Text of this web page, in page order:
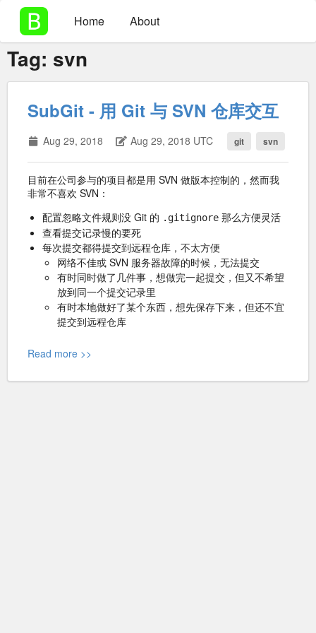
Home About
Tag: svn
SubGit - 用 Git 与 SVN 仓库交互
Aug 29, 2018 Aug 29, 2018 UTC git svn
目前在公司参与的项目都是用 SVN 做版本控制的，然而我
非常不喜欢 SVN：
配置忽略文件规则没 Git 的 .gitignore 那么方便灵活
查看提交记录慢的要死
每次提交都得提交到远程仓库，不太方便
网络不佳或 SVN 服务器故障的时候，无法提交
有时同时做了几件事，想做完一起提交，但又不希望
放到同一个提交记录里
有时本地做好了某个东西，想先保存下来，但还不宜
提交到远程仓库
Read more >>